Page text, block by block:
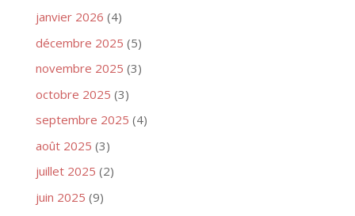
janvier 2026 (4)
décembre 2025 (5)
novembre 2025 (3)
octobre 2025 (3)
septembre 2025 (4)
août 2025 (3)
juillet 2025 (2)
juin 2025 (9)